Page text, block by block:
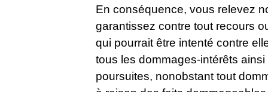
En conséquence, vous relevez
garantissez contre tout recours
qui pourrait être intenté contre
tous les dommages-intérêts
poursuites, nonobstant tout